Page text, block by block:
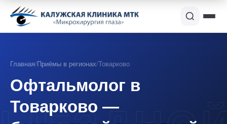
Главная/Приёмы в регионах/Товарково
Офтальмолог в
Товарково —